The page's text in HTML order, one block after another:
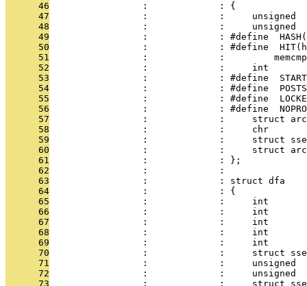
      46
:             : {
      47
:             :     unsigned
      48
:             :     unsigned
      49
:             : #define
      50
:             : #define
      51
:             :
      52
:             :     int
      53
:             : #define
      54
:             : #define
      55
:             : #define
      56
:             : #define
      57
:             :     struct
      58
:             :     chr
      59
:             :     struct
      60
:             :     struct
      61
                 :             : };
      62
                 :             :
      63
                 :             : struct dfa
      64
                 :             : {
      65
:             :     int
      66
:             :     int
      67
:             :     int
      68
:             :     int
      69
:             :     int
      70
:             :     struct
      71
:             :     unsigned
      72
:             :     unsigned
      73
:             :     struct